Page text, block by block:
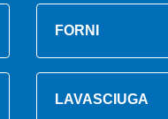
FORNI
LAVASCIUGA